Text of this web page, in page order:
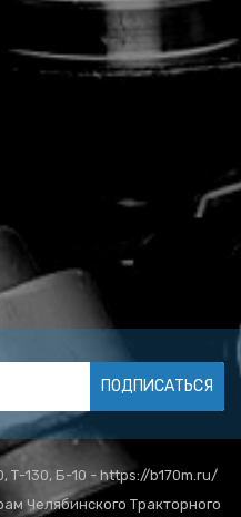
ПОДПИСАТЬСЯ
Т-130, Б-10 - https://b170m.ru/
Челябинского Тракторного